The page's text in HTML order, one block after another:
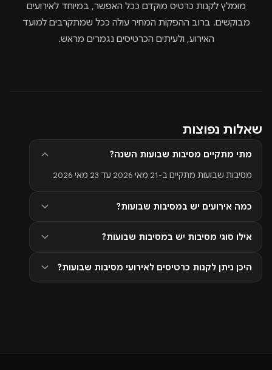
מומלץ לקנות כרטיס מוקדם ככל האפשר, במיוחד לאירועים
מבוקשים. ברוב ההפקות המחיר עולה ככל שמתקרבים למועד
האירוע, ולעיתים הכרטיסים נגמרים מראש.
שאלות נפוצות
מתי מתקיים מסיבות שבועות השנה?
מסיבות שבועות מתקיים ב-21 מאי 2026 עד 23 מאי 2026.
כמה אירועים יש במסיבות שבועות?
אילו סוגי מסיבות יש במסיבות שבועות?
היכן ניתן לקנות כרטיסים לאירועי מסיבות שבועות?